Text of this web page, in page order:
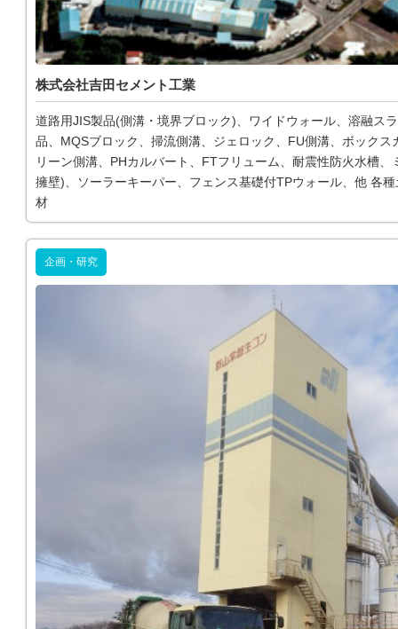
株式会社吉田セメント工業
道路用JIS製品(側溝・境界ブロック)、ワイドウォール、溶融ス
品、MQSブロック、掃流側溝、ジェロック、FU側溝、ボックス
リーン側溝、PHカルバート、FTフリューム、耐震性防火水槽、
擁壁)、ソーラーキーパー、フェンス基礎付TPウォール、他 各
材
企画・研究